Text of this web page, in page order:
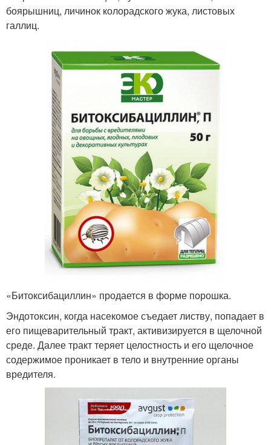
боярышниц, личинок колорадского жука, листовых
галлиц.
«Битоксибациллин» продается в форме порошка.
Эндотоксин, когда насекомое съедает листву, попадает в
его пищеварительный тракт, активизируется в щелочной
среде. Далее тракт теряет целостность и его щелочное
содержимое проникает в тело и внутренние органы
вредителя.